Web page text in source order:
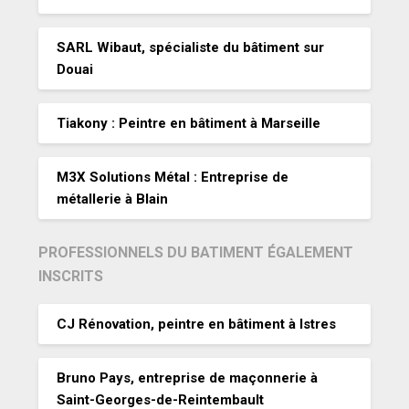
SARL Wibaut, spécialiste du bâtiment sur
Douai
Tiakony : Peintre en bâtiment à Marseille
M3X Solutions Métal : Entreprise de
métallerie à Blain
PROFESSIONNELS DU BATIMENT ÉGALEMENT
INSCRITS
CJ Rénovation, peintre en bâtiment à Istres
Bruno Pays, entreprise de maçonnerie à
Saint-Georges-de-Reintembault